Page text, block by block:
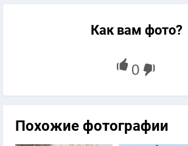
Как вам фото?
Похожие фотографии